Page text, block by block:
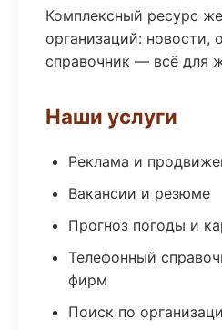
Комплексный ресурс
организаций: новости,
справочник — всё для
Наши услуги
Реклама и
Вакансии и резюме
Прогноз погоды и
Телефонный
фирм
Поиск по